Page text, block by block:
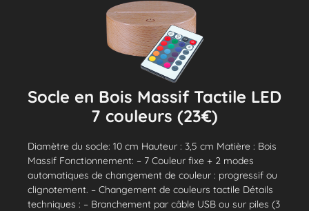
Socle en Bois Massif Tactile LED
7 couleurs (23€)
Diamètre du socle: 10 cm Hauteur : 3,5 cm Matière : Bois
Massif Fonctionnement: – 7 Couleur fixe + 2 modes
automatiques de changement de couleur : progressif ou
clignotement. – Changement de couleurs tactile Détails
techniques : – Branchement par câble USB ou sur piles (3